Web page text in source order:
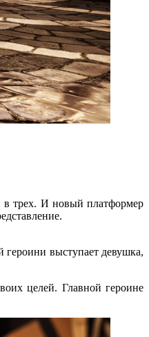
в трех. И новый платформер
выступает девушка,
целей. Главной героине